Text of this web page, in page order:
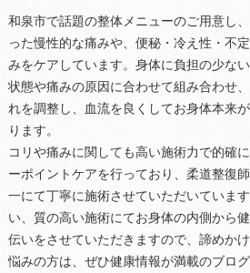
和泉市で話題の整体メニューのご用意し
った慢性的な痛みや、便秘・冷え性・不
みをケアしています。身体に負担の少な
状態や痛みの原因に合わせて組み合わせ
れを調整し、血流を良くしてお身体本来
ります。
コリや痛みに関しても高い施術力で的確
ーポイントケアを行っており、柔道整復
一にて丁寧に施術させていただいていま
い、質の高い施術にてお身体の内側から
伝いをさせていただきますので、諦めか
悩みの方は、ぜひ健康情報が満載のブロ